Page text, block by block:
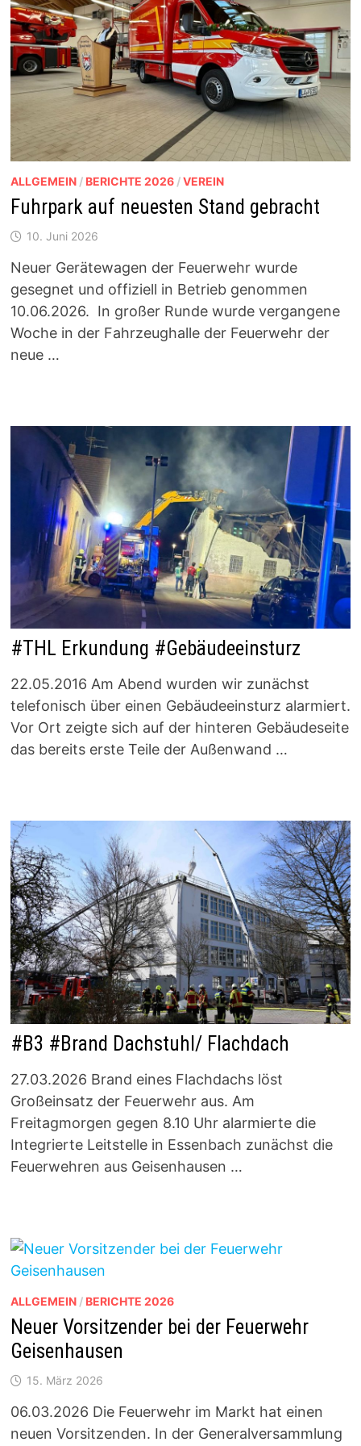
ALLGEMEIN/ BERICHTE 2026/VEREIN
Fuhrpark auf neuesten Stand gebracht
10. Juni 2026
Neuer Gerätewagen der Feuerwehr wurde
gesegnet und offiziell in Betrieb genommen
10.06.2026. In großer Runde wurde vergangene
Woche in der Fahrzeughalle der Feuerwehr der
neue …
#THL Erkundung #Gebäudeeinsturz
22.05.2016 Am Abend wurden wir zunächst
telefonisch über einen Gebäudeeinsturz alarmiert.
Vor Ort zeigte sich auf der hinteren Gebäudeseite
das bereits erste Teile der Außenwand …
#B3 #Brand Dachstuhl/ Flachdach
27.03.2026 Brand eines Flachdachs löst
Großeinsatz der Feuerwehr aus. Am
Freitagmorgen gegen 8.10 Uhr alarmierte die
Integrierte Leitstelle in Essenbach zunächst die
Feuerwehren aus Geisenhausen …
ALLGEMEIN/ BERICHTE 2026
Neuer Vorsitzender bei der Feuerwehr
Geisenhausen
15. März 2026
06.03.2026 Die Feuerwehr im Markt hat einen
neuen Vorsitzenden. In der Generalversammlung